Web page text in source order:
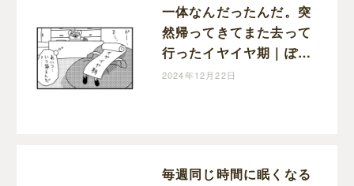
一体なんだったんだ。突
然帰ってきてまた去って
行ったイヤイヤ期｜ぽこ
たろー育児漫画
2024年12月22日
毎週同じ時間に眠くなる